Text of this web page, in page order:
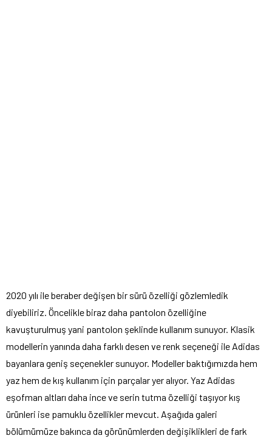
2020 yılı ile beraber değişen bir sürü özelliği gözlemledik
diyebiliriz. Öncelikle biraz daha pantolon özelliğine
kavuşturulmuş yani pantolon şeklinde kullanım sunuyor. Klasik
modellerin yanında daha farklı desen ve renk seçeneği ile Adidas
bayanlara geniş seçenekler sunuyor. Modeller baktığımızda hem
yaz hem de kış kullanım için parçalar yer alıyor. Yaz Adidas
eşofman altları daha ince ve serin tutma özelliği taşıyor kış
ürünleri ise pamuklu özellikler mevcut. Aşağıda galeri
bölümümüze bakınca da görünümlerden değişiklikleri de fark